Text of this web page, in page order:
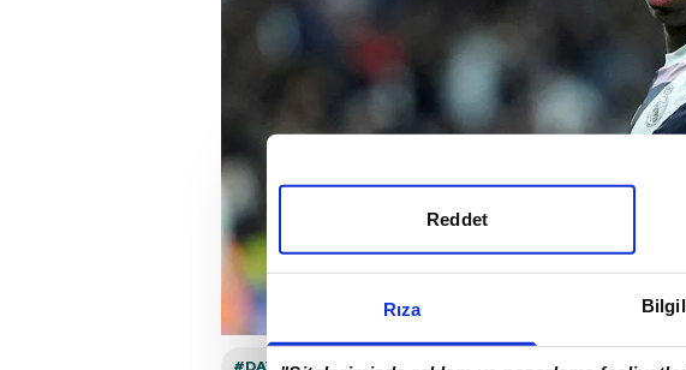
Rıza
Reddet